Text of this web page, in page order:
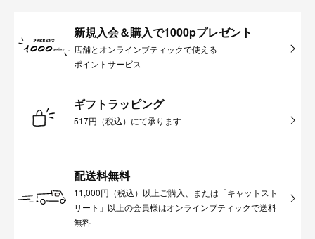
新規入会＆購入で1000pプレゼント
店舗とオンラインブティックで使える
ポイントサービス
ギフトラッピング
517円（税込）にて承ります
配送料無料
11,000円（税込）以上ご購入、または「キャットスト
リート」以上の会員様はオンラインブティックで送料
無料